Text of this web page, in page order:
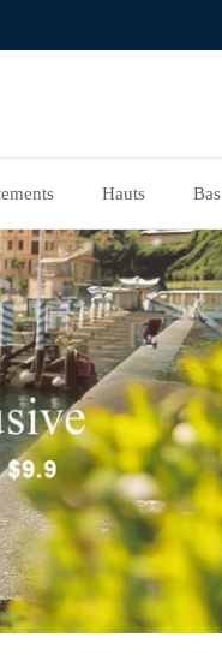
Hauts Bas